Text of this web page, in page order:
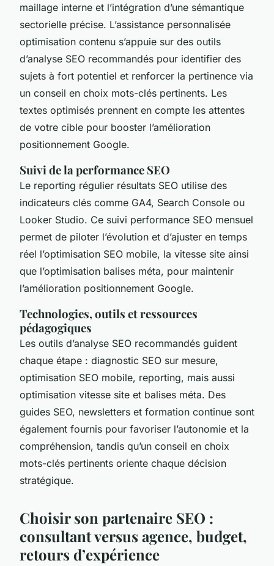
maillage interne et l’intégration d’une sémantique
sectorielle précise. L’assistance personnalisée
optimisation contenu s’appuie sur des outils
d’analyse SEO recommandés pour identifier des
sujets à fort potentiel et renforcer la pertinence via
un conseil en choix mots-clés pertinents. Les
textes optimisés prennent en compte les attentes
de votre cible pour booster l’amélioration
positionnement Google.
Suivi de la performance SEO
Le reporting régulier résultats SEO utilise des
indicateurs clés comme GA4, Search Console ou
Looker Studio. Ce suivi performance SEO mensuel
permet de piloter l’évolution et d’ajuster en temps
réel l’optimisation SEO mobile, la vitesse site ainsi
que l’optimisation balises méta, pour maintenir
l’amélioration positionnement Google.
Technologies, outils et ressources
pédagogiques
Les outils d’analyse SEO recommandés guident
chaque étape : diagnostic SEO sur mesure,
optimisation SEO mobile, reporting, mais aussi
optimisation vitesse site et balises méta. Des
guides SEO, newsletters et formation continue sont
également fournis pour favoriser l’autonomie et la
compréhension, tandis qu’un conseil en choix
mots-clés pertinents oriente chaque décision
stratégique.
Choisir son partenaire SEO :
consultant versus agence, budget,
retours d’expérience